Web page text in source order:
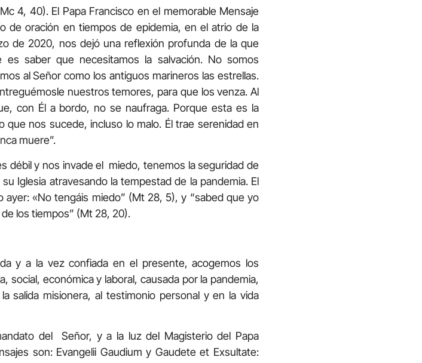
4, 40). El Papa Francisco en el memorable Mensaje
de oración en tiempos de epidemia, en el atrio de la
de 2020, nos dejó una reflexión profunda de la que
saber que necesitamos la salvación. No somos
al Señor como los antiguos marineros las estrellas.
nuestros temores, para que los venza. Al
con Él a bordo, no se naufraga. Porque esta es la
nos sucede, incluso lo malo. Él trae serenidad en
muere”.
débil y nos invade el miedo, tenemos la seguridad de
Iglesia atravesando la tempestad de la pandemia. El
«No tengáis miedo” (Mt 28, 5), y “sabed que yo
los tiempos” (Mt 28, 20).
y a la vez confiada en el presente, acogemos los
social, económica y laboral, causada por la pandemia,
salida misionera, al testimonio personal y en la vida
del Señor, y a la luz del Magisterio del Papa
son: Evangelii Gaudium y Gaudete et Exsultate: